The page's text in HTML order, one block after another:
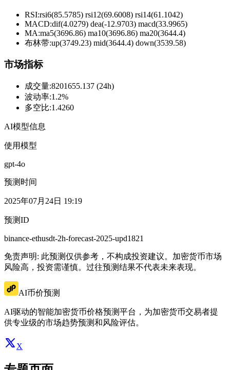
RSI:rsi6(85.5785) rsi12(69.6008) rsi14(61.1042)
MACD:dif(4.0279) dea(-12.9703) macd(33.9965)
MA:ma5(3696.86) ma10(3696.86) ma20(3644.4)
布林带:up(3749.23) mid(3644.4) down(3539.58)
市场指标
成交量:8201655.137 (24h)
波动率:1.2%
多空比:1.4260
AI模型信息
使用模型
gpt-4o
预测时间
2025年07月24日 19:19
预测ID
binance-ethusdt-2h-forecast-2025-upd1821
免责声明: 此预测仅供参考，不构成投资建议。加密货币市场
风险高，投资需谨慎。过往预测结果不代表未来表现。
AI币价预测
AI驱动的智能加密货币价格预测平台，为加密货币交易者提
供专业级的市场趋势预测和风险评估。
X